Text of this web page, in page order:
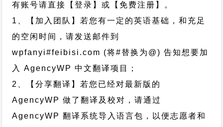
有账号请直接【登录】或【免费注册】。
1、【加入团队】若您有一定的英语基础，和充足
的空闲时间，请发送邮件到
wpfanyi#feibisi.com (将#替换为@) 告知想要加
入 AgencyWP 中文翻译项目；
2、【分享翻译】若您已经对最新版的
AgencyWP 做了翻译及校对，请通过
AgencyWP 翻译系统导入语言包，以便志愿者和